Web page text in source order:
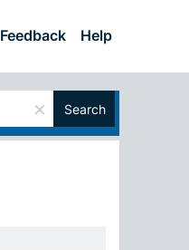
Feedback Help
× Search